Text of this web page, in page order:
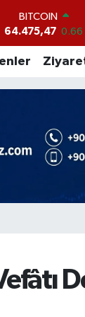
DOLAR
47,5971 0.05
EURO
55,1336 0.18
64,2534 0.22
BİST100
13.703 0
BITCOIN